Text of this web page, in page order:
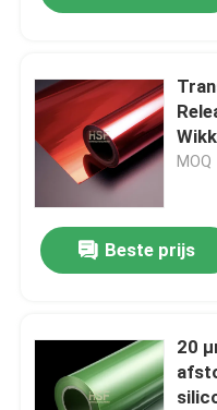
PVA-film
Thermoplastische
PET-gelamineerde
Boppfilm
Beste prijs
20